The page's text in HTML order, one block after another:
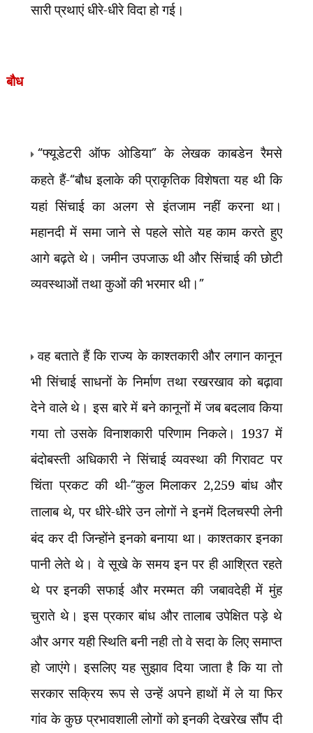
सारी प्रथाएं धीरे-धीरे विदा हो गई।
बौध
“फ्यूडेटरी ऑफ ओडिया”के लेखक काबडेन रैमसे
कहते हैं-“बौध इलाके की प्राकृतिक विशेषता यह थी कि
यहां सिंचाई का अलग से इंतजाम नहीं करना था।
महानदी में समा जाने से पहले सोते यह काम करते हुए
आगे बढ़ते थे। जमीन उपजाऊ थी और सिंचाई की छोटी
व्यवस्थाओं तथा कुओं की भरमार थी।”
वह बताते हैं कि राज्य के काश्तकारी और लगान कानून
भी सिंचाई साधनों के निर्माण तथा रखरखाव को बढ़ावा
देने वाले थे। इस बारे में बने कानूनों में जब बदलाव किया
गया तो उसके विनाशकारी परिणाम निकले। 1937 में
बंदोबस्ती अधिकारी ने सिंचाई व्यवस्था की गिरावट पर
चिंता प्रकट की थी-“कुल मिलाकर 2,259 बांध और
तालाब थे,पर धीरे-धीरे उन लोगों ने इनमें दिलचस्पी लेनी
बंद कर दी जिन्होंने इनको बनाया था। काश्तकार इनका
पानी लेते थे। वे सूखे के समय इन पर ही आश्रित रहते
थे पर इनकी सफाई और मरम्मत की जबावदेही में मुंह
चुराते थे। इस प्रकार बांध और तालाब उपेक्षित पड़े थे
और अगर यही स्थिति बनी नही तो वे सदा के लिए समाप्त
हो जाएंगे। इसलिए यह सुझाव दिया जाता है कि या तो
सरकार सक्रिय रूप से उन्हें अपने हाथों में ले या फिर
गांव के कुछ प्रभावशाली लोगों को इनकी देखरेख सौंप दी